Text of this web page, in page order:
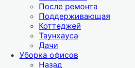
После ремонта
Поддерживающая
Коттеджей
Таунхауса
Дачи
Уборка офисов
Назад